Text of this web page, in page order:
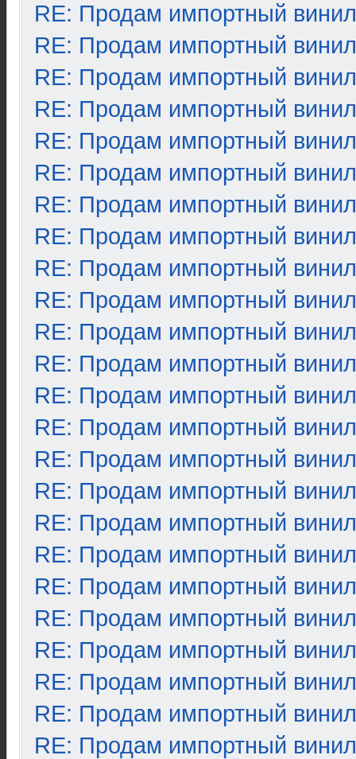
RE: Продам импортный винил
RE: Продам импортный винил
RE: Продам импортный винил
RE: Продам импортный винил
RE: Продам импортный винил
RE: Продам импортный винил
RE: Продам импортный винил
RE: Продам импортный винил
RE: Продам импортный винил
RE: Продам импортный винил
RE: Продам импортный винил
RE: Продам импортный винил
RE: Продам импортный винил
RE: Продам импортный винил
RE: Продам импортный винил
RE: Продам импортный винил
RE: Продам импортный винил
RE: Продам импортный винил
RE: Продам импортный винил
RE: Продам импортный винил
RE: Продам импортный винил
RE: Продам импортный винил
RE: Продам импортный винил
RE: Продам импортный винил